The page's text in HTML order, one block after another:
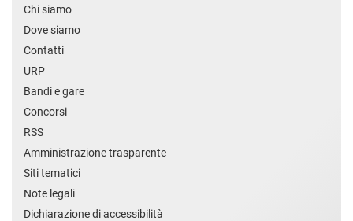
Chi siamo
Dove siamo
Contatti
URP
Bandi e gare
Concorsi
RSS
Amministrazione trasparente
Siti tematici
Note legali
Dichiarazione di accessibilità